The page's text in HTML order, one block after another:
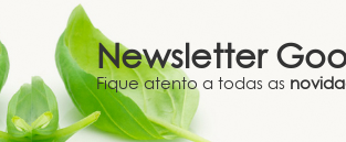
Newsletter
Fique atento a todas as